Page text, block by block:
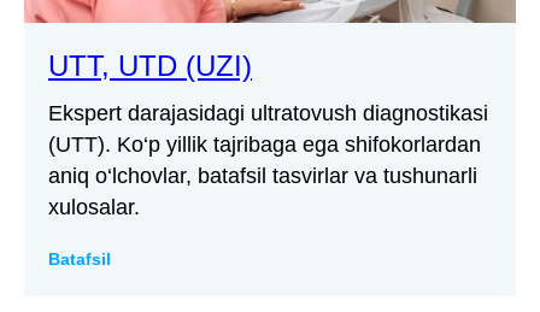
UTT, UTD (UZI)
Ekspert darajasidagi ultratovush diagnostikasi
(UTT). Ko‘p yillik tajribaga ega shifokorlardan
aniq o‘lchovlar, batafsil tasvirlar va tushunarli
xulosalar.
Batafsil